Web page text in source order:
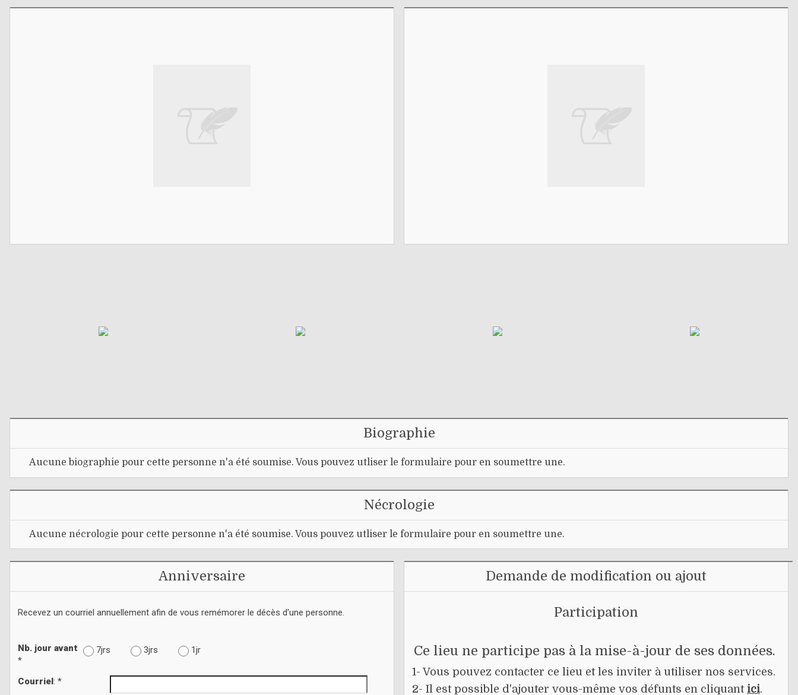
Biographie
Aucune biographie pour cette personne n'a été soumise. Vous pouvez utliser le formulaire pour en soumettre une.
Nécrologie
Aucune nécrologie pour cette personne n'a été soumise. Vous pouvez utliser le formulaire pour en soumettre une.
Anniversaire
Recevez un courriel annuellement afin de vous remémorer le décès d'une personne.
Nb. jour avant
*
7jrs 3jrs 1jr
Courriel: *
Demande de modification ou ajout
Participation
Ce lieu ne participe pas à la mise-à-jour de ses données.
1- Vous pouvez contacter ce lieu et les inviter à utiliser nos services.
2- Il est possible d'ajouter vous-même vos défunts en cliquant ici.